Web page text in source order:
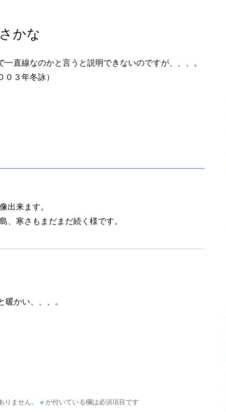
かな
一直線なのかと言うと説明できないのですが、、、。
０３年冬詠）
出来ます。
、寒さもまだまだ続く様です。
暖かい、、、。
ません。 ※が付いている欄は必須項目です